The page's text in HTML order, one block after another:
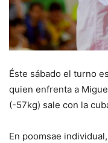
Éste sábado el turno
quien enfrenta a
(-57kg) sale con la
En poomsae